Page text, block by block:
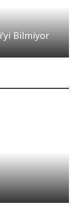
Bilmiyor